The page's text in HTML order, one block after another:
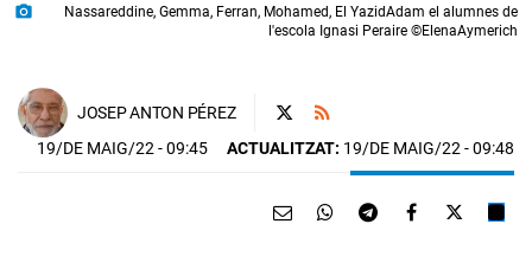
photo_camera
Nassareddine, Gemma, Ferran, Mohamed, El YazidAdam el alumnes de
l'escola Ignasi Peraire ©ElenaAymerich
JOSEP ANTON PÉREZ
19/DE MAIG/22 - 09:45 ACTUALITZAT: 19/DE MAIG/22 - 09:48